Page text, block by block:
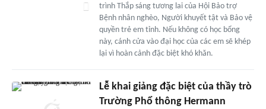
trình Thắp sáng tương lai của Hội Bảo trợ
Bệnh nhân nghèo, Người khuyết tật và Bảo vệ
quyền trẻ em tỉnh. Nếu không có học bổng
này, cánh cửa vào đại học của các em sẽ khép
lại vì hoàn cảnh đặc biệt khó khăn.
Lễ khai giảng đặc biệt của thầy trò
Trường Phổ thông Hermann